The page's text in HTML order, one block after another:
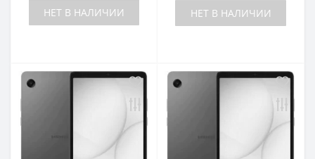
НЕТ В НАЛИЧИИ НЕТ В НАЛИЧИИ